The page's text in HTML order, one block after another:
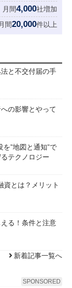
月間4,000社増加
月間20,000件以上
と不交付届の手
の影響とやって
”地図と通知”で
テクノロジー
資とは？メリット
る！条件と注意
新着記事一覧へ
SPONSORED